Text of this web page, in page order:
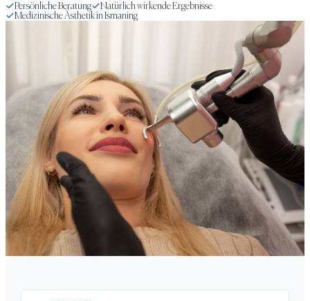
Persönliche Beratung
Natürlich wirkende Ergebnisse
Medizinische Ästhetik in Ismaning